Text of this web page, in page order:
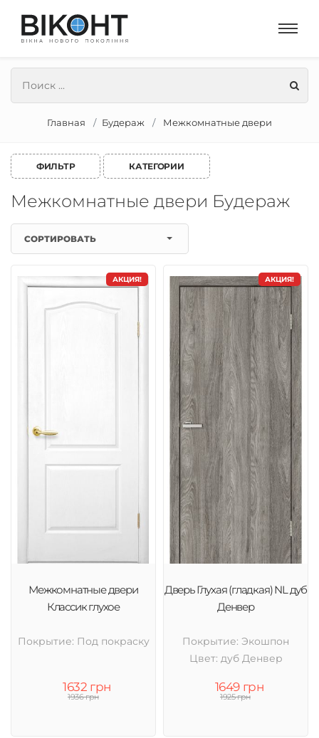
Главная Будераж Межкомнатные двери
ФИЛЬТР КАТЕГОРИИ
Межкомнатные двери Будераж
СОРТИРОВАТЬ
АКЦИЯ!
Межкомнатные двери
Классик глухое
Покрытие: Под покраску
1632 грн
1936 грн
АКЦИЯ!
Дверь Глухая (гладкая) NL дуб
Денвер
Покрытие: Экошпон
Цвет: дуб Денвер
1649 грн
1925 грн